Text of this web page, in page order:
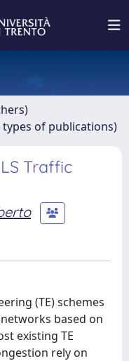
of publications)
Traffic
(TE) schemes
based on
existing TE
rely on